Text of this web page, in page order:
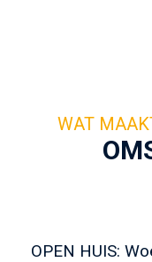
OPEN HUIS: